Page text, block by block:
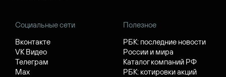
Социальные сети
Вконтакте
VK Видео
Телеграм
Max
Полезное
РБК: последние новости
России и мира
Каталог компаний РФ
РБК: котировки акций